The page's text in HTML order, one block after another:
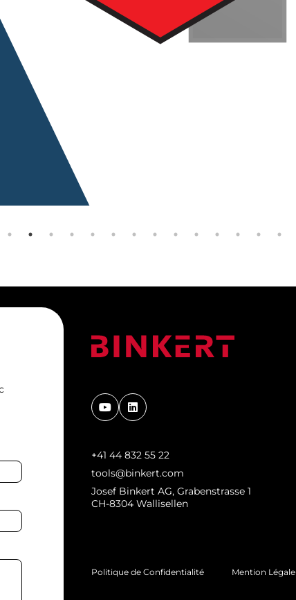
+41 44 832 55 22
tools@binkert.com
Josef Binkert AG, Grabenstrasse 1
CH-8304 Wallisellen
Politique de Confidentialité Mention Légale